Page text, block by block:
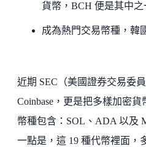
貨幣，BCH 便是其中之
成為熱門交易幣種，韓
近期 SEC（美國證券交易委
Coinbase，更是把多樣加密
幣種包含：SOL、ADA 以及
一點是，這 19 種代幣裡面，